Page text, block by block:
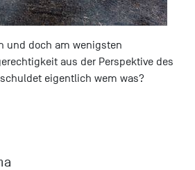
und doch am wenigsten
aus der Perspektive des
schuldet eigentlich wem was?